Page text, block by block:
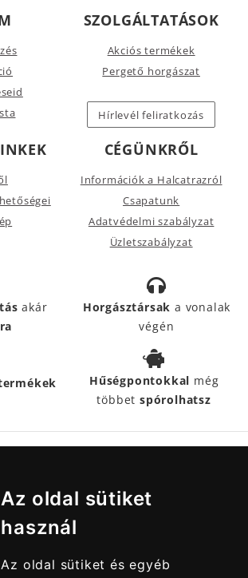
Az oldal sütiket
használ
Az oldal sütiket és egyéb
SZOLGÁLTATÁSOK
Akciós termékek
Pergető horgászat
Hírlevél feliratkozás
CÉGÜNKRŐL
Információk a Halcatrazról
Csapatunk
Adatvédelmi szabályzat
Üzletszabályzat
akár
Horgásztársak a vonalak
végén
Hűségpontokkal még
többetspórolhatsz
MŰKÖDÉSÜNKET SEGÍTIK